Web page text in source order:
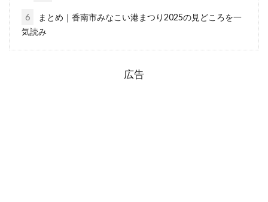
6
まとめ｜香南市みなこい港まつり2025の見どころを一
気読み
広告